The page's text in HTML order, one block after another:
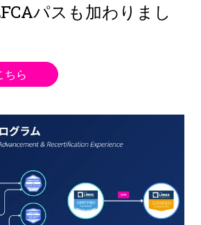
パスも加わりまし
ちら